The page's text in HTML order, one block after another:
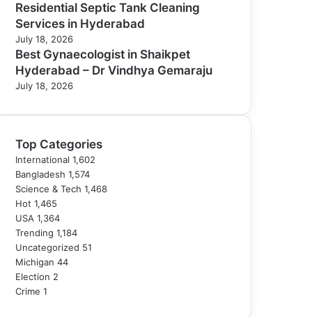
Residential Septic Tank Cleaning
Services in Hyderabad
July 18, 2026
Best Gynaecologist in Shaikpet
Hyderabad – Dr Vindhya Gemaraju
July 18, 2026
Top Categories
International 1,602
Bangladesh 1,574
Science & Tech 1,468
Hot 1,465
USA 1,364
Trending 1,184
Uncategorized 51
Michigan 44
Election 2
Crime 1